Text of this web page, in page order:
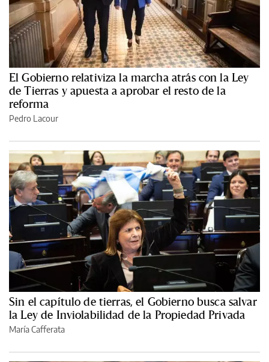
El Gobierno relativiza la marcha atrás con la Ley
de Tierras y apuesta a aprobar el resto de la
reforma
Pedro Lacour
Sin el capítulo de tierras, el Gobierno busca salvar
la Ley de Inviolabilidad de la Propiedad Privada
María Cafferata